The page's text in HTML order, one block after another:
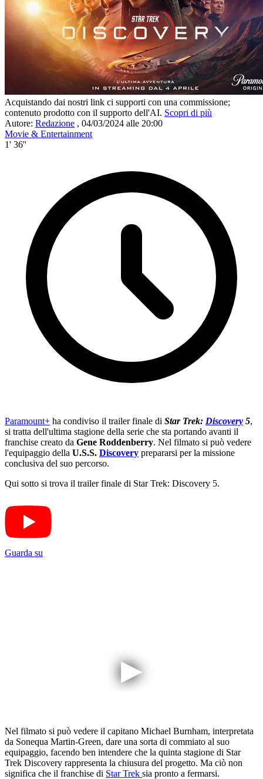
Acquistando dai nostri link ci supporti con una commissione;
contenuto prodotto con il supporto dell'AI. Scopri di più
Autore: Redazione , 04/03/2024 alle 20:00
Movie & Entertainment
1' 36''
Paramount+ ha condiviso il trailer finale di Star Trek: Discovery 5,
si tratta dell'ultima stagione della serie che sta portando avanti il
franchise creato da Gene Roddenberry. Nel filmato si può vedere
l'equipaggio della U.S.S. Discovery prepararsi per la missione
conclusiva del suo percorso.
Qui sotto si trova il trailer finale di Star Trek: Discovery 5.
Guarda su
Nel filmato si può vedere il capitano Michael Burnham, interpretata
da Sonequa Martin-Green, dare una sorta di commiato al suo
equipaggio, facendo ben intendere che la quinta stagione di Star
Trek Discovery rappresenta la chiusura del progetto. Ma ciò non
significa che il franchise di Star Trek sia pronto a fermarsi.